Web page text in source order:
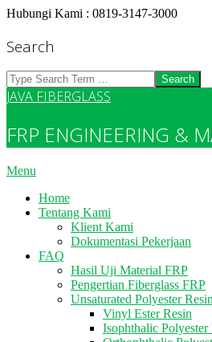
Skip
content
Hubungi Kami : 0819-3147-3000
Search
Search
JAVA FIBERGLASS
FRP ENGINEERING &
Primary
Menu
Menu
Home
Tentang Kami
Klient Kami
Dokumentasi Pekerjaan
FAQ
Hasil Uji Material FRP
Pengertian Fiberglass FRP
Unsaturated Polyester Resin
Vinyl Ester Resin
Isophthalic Polyester